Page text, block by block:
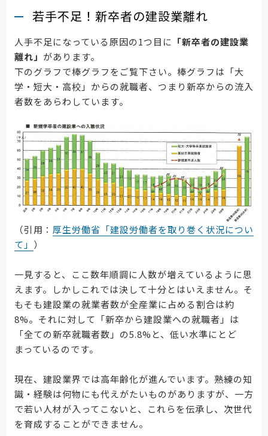
若手不足！新卒者の建設業離れ
人手不足になっている原因の1つ目に 「新卒者の建設業
離れ」 があります。
下のグラフで棒グラフをご覧下さい。棒グラフは「大
学・短大・高校」からの就職者、つまり新卒からの流入
者数をあらわしています。
（引用： 厚生労働省「建設労働者を取り巻く状況につい
て」 ）
一見すると、ここ数年順調に人数が増えているように思
えます。しかしこれでは決して十分とはいえません。そ
もそも建設業の就業者数が全産業に占める割合は約
8%。それに対して「新卒から建設業への就職者」は
「全ての新卒就職者数」の5.8%と、低い水準にとど
まっているのです。
現在、建設業界では高年齢化が進んでいます。熟練の知
識・経験は何物にも代えがたいものがありますが、一方
で若い人材が入ってこないと、これらを伝承し、次世代
を育成することができません。